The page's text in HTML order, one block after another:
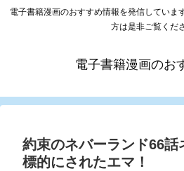
電子書籍漫画のおすすめ情報を発信していま
方は是非ご覧くだ
電子書籍漫画のお
約束のネバーランド66話
標的にされたエマ！